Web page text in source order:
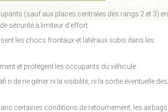
(sauf aux places centrales des rangs 2 et 3) en
sécurité à limiteur d'effort.
les chocs frontaux et latéraux subis dans les
et protègent les occupants du véhicule.
de ne gêner ni la visibilité, ni la sortie éventuelle des
certaines conditions de retournement, les airbags